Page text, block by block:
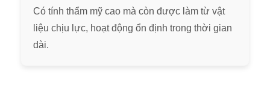
Có tính thẩm mỹ cao mà còn được làm từ vật
liệu chịu lực, hoạt động ổn định trong thời gian
dài.